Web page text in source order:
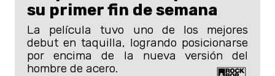
su primer fin de semana
La película tuvo uno de los mejores
debut en taquilla, logrando posicionarse
por encima de la nueva versión del
hombre de acero.